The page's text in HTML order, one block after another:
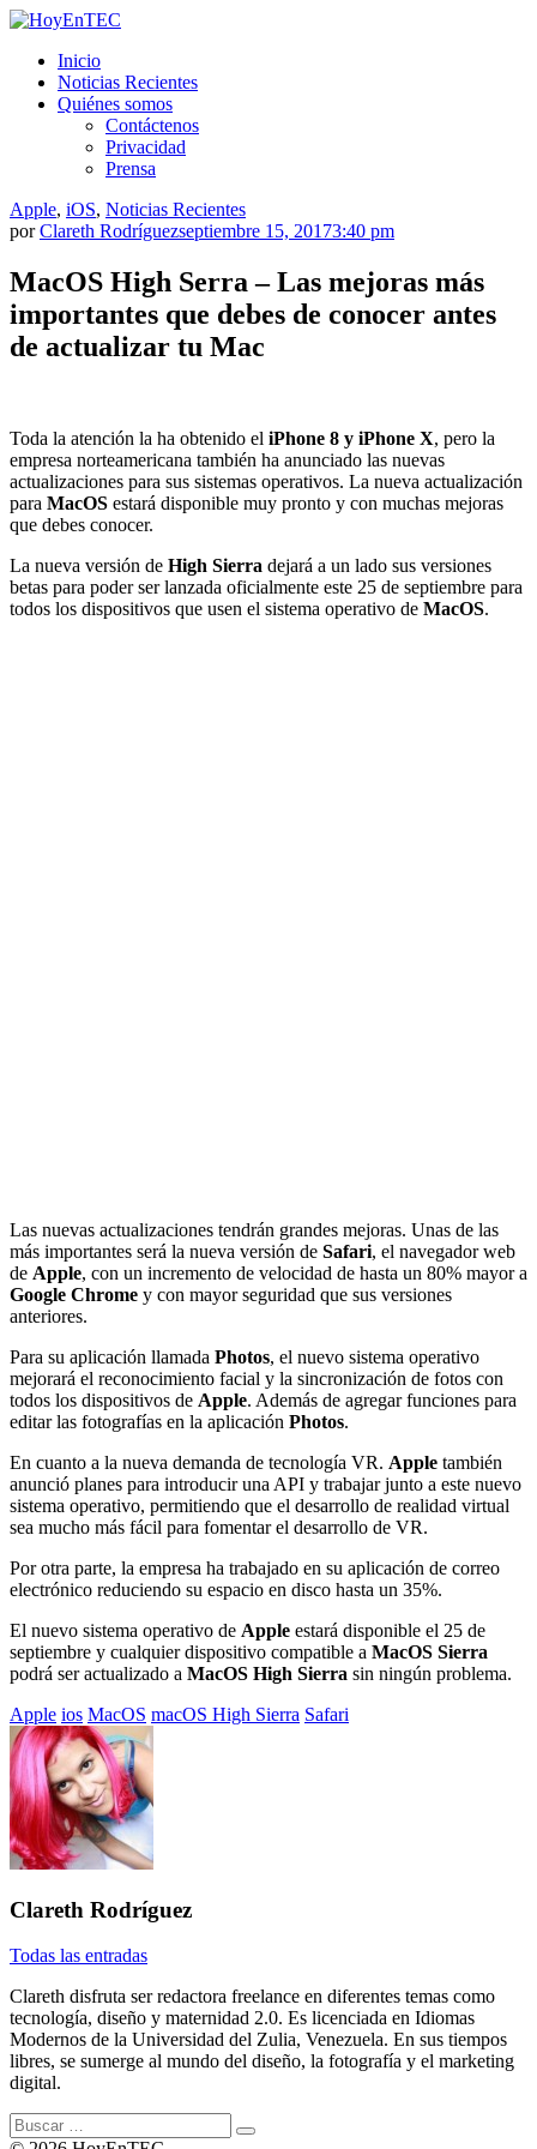
Saltar
contenido.
Inicio
Noticias Recientes
Quiénes somos
Contáctenos
Privacidad
Prensa
Apple, iOS, Noticias Recientes
porClareth Rodríguezseptiembre 15, 20173:40 pm
MacOS High Serra – Las mejoras más
importantes que debes de conocer antes
de actualizar tu Mac
Toda la atención la ha obtenido el iPhone 8 y iPhone X, pero la
empresa norteamericana también ha anunciado las nuevas
actualizaciones para sus sistemas operativos. La nueva actualización
para MacOS estará disponible muy pronto y con muchas mejoras
que debes conocer.
La nueva versión de High Sierra dejará a un lado sus versiones
betas para poder ser lanzada oficialmente este 25 de septiembre para
todos los dispositivos que usen el sistema operativo de MacOS.
Las nuevas actualizaciones tendrán grandes mejoras. Unas de las
más importantes será la nueva versión de Safari, el navegador web
de Apple, con un incremento de velocidad de hasta un 80% mayor a
Google Chrome y con mayor seguridad que sus versiones
anteriores.
Para su aplicación llamada Photos, el nuevo sistema operativo
mejorará el reconocimiento facial y la sincronización de fotos con
todos los dispositivos de Apple. Además de agregar funciones para
editar las fotografías en la aplicación Photos.
En cuanto a la nueva demanda de tecnología VR. Apple también
anunció planes para introducir una API y trabajar junto a este nuevo
sistema operativo, permitiendo que el desarrollo de realidad virtual
sea mucho más fácil para fomentar el desarrollo de VR.
Por otra parte, la empresa ha trabajado en su aplicación de correo
electrónico reduciendo su espacio en disco hasta un 35%.
El nuevo sistema operativo de Apple estará disponible el 25 de
septiembre y cualquier dispositivo compatible a MacOS Sierra
podrá ser actualizado a MacOS High Sierra sin ningún problema.
Etiquetado
con:
Apple ios MacOS macOS High Sierra Safari
Clareth Rodríguez
Todas las entradas
Clareth disfruta ser redactora freelance en diferentes temas como
tecnología, diseño y maternidad 2.0. Es licenciada en Idiomas
Modernos de la Universidad del Zulia, Venezuela. En sus tiempos
libres, se sumerge al mundo del diseño, la fotografía y el marketing
digital.
Buscar: